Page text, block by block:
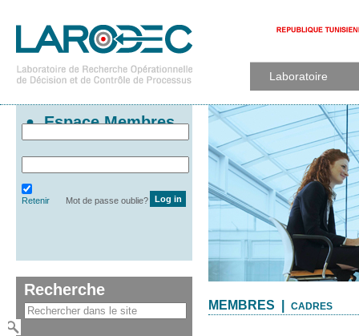
Laboratoire
MEMBRES | CADRES
Espace Membres
Retenir Mot de passe oublie?
Recherche